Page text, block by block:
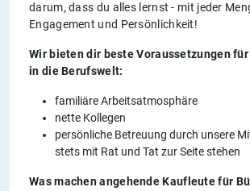
darum, dass du alles lernst - mit jeder
Engagement und Persönlichkeit!
Wir bieten dir beste Voraussetzungen
in die Berufswelt:
familiäre Arbeitsatmosphäre
nette Kollegen
persönliche Betreuung durch unsere
stets mit Rat und Tat zur Seite stehen
Was machen angehende Kaufleute für